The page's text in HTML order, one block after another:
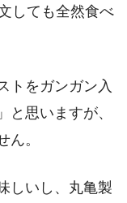
しても全然食べ
トをガンガン入
思いますが、
ん。
しいし、丸亀製